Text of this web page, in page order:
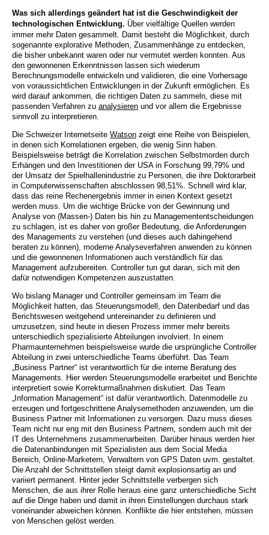
Was sich allerdings geändert hat ist die Geschwindigkeit der
technologischen Entwicklung. Über vielfältige Quellen werden
immer mehr Daten gesammelt. Damit besteht die Möglichkeit, durch
sogenannte explorative Methoden, Zusammenhänge zu entdecken,
die bisher unbekannt waren oder nur vermutet werden konnten. Aus
den gewonnenen Erkenntnissen lassen sich wiederum
Berechnungsmodelle entwickeln und validieren, die eine Vorhersage
von voraussichtlichen Entwicklungen in der Zukunft ermöglichen. Es
wird darauf ankommen, die richtigen Daten zu sammeln, diese mit
passenden Verfahren zu analysieren und vor allem die Ergebnisse
sinnvoll zu interpretieren.
Die Schweizer Internetseite Watson zeigt eine Reihe von Beispielen,
in denen sich Korrelationen ergeben, die wenig Sinn haben.
Beispielsweise beträgt die Korrelation zwischen Selbstmorden durch
Erhängen und den Investitionen der USA in Forschung 99,79% und
der Umsatz der Spielhallenindustrie zu Personen, die ihre Doktorarbeit
in Computerwissenschaften abschlossen 98,51%. Schnell wird klar,
dass das reine Rechenergebnis immer in einen Kontext gesetzt
werden muss. Um die wichtige Brücke von der Gewinnung und
Analyse von (Massen-) Daten bis hin zu Managemententscheidungen
zu schlagen, ist es daher von großer Bedeutung, die Anforderungen
des Managements zu verstehen (und dieses auch dahingehend
beraten zu können), moderne Analyseverfahren anwenden zu können
und die gewonnenen Informationen auch verständlich für das
Management aufzubereiten. Controller tun gut daran, sich mit den
dafür notwendigen Kompetenzen auszustatten.
Wo bislang Manager und Controller gemeinsam im Team die
Möglichkeit hatten, das Steuerungsmodell, den Datenbedarf und das
Berichtswesen weitgehend untereinander zu definieren und
umzusetzen, sind heute in diesen Prozess immer mehr bereits
unterschiedlich spezialisierte Abteilungen involviert. In einem
Pharmaunternehmen beispielsweise wurde die ursprüngliche Controller
Abteilung in zwei unterschiedliche Teams überführt. Das Team
„Business Partner“ ist verantwortlich für die interne Beratung des
Managements. Hier werden Steuerungsmodelle erarbeitet und Berichte
interpretiert sowie Korrekturmaßnahmen diskutiert. Das Team
„Information Management“ ist dafür verantwortlich, Datenmodelle zu
erzeugen und fortgeschrittene Analysemethoden anzuwenden, um die
Business Partner mit Informationen zu versorgen. Dazu muss dieses
Team nicht nur eng mit den Business Partnern, sondern auch mit der
IT des Unternehmens zusammenarbeiten. Darüber hinaus werden hier
die Datenanbindungen mit Spezialisten aus dem Social Media
Bereich, Online-Marketern, Verwaltern von GPS Daten uvm. gestaltet.
Die Anzahl der Schnittstellen steigt damit explosionsartig an und
variiert permanent. Hinter jeder Schnittstelle verbergen sich
Menschen, die aus ihrer Rolle heraus eine ganz unterschiedliche Sicht
auf die Dinge haben und damit in ihren Einstellungen durchaus stark
voneinander abweichen können. Konflikte die hier entstehen, müssen
von Menschen gelöst werden.